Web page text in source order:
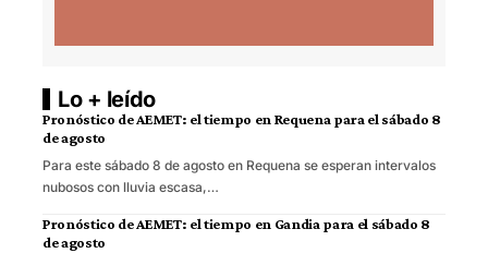
Lo + leído
Pronóstico de AEMET: el tiempo en Requena para el sábado 8
de agosto
Para este sábado 8 de agosto en Requena se esperan intervalos
nubosos con lluvia escasa,…
Pronóstico de AEMET: el tiempo en Gandia para el sábado 8
de agosto